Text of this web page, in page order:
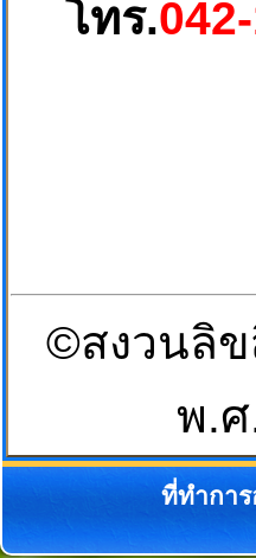
โทร.
©สงวนลิ
พ.ศ
ที่ทำการ